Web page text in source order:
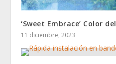
‘Sweet Embrace’ Color
11 diciembre, 2023